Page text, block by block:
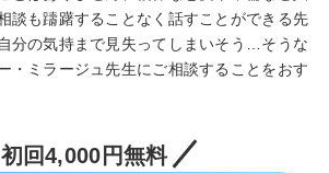
談も躊躇することなく話すことができる先
分の気持まで見失ってしまいそう…そうな
・ミラージュ先生にご相談することをおす
初回4,000円無料